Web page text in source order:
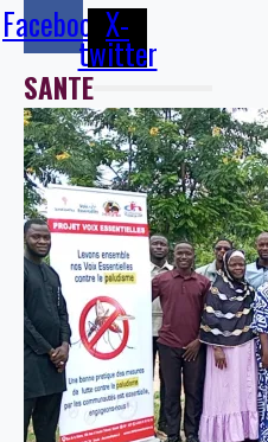
FacebookX-
twitter
SANTE